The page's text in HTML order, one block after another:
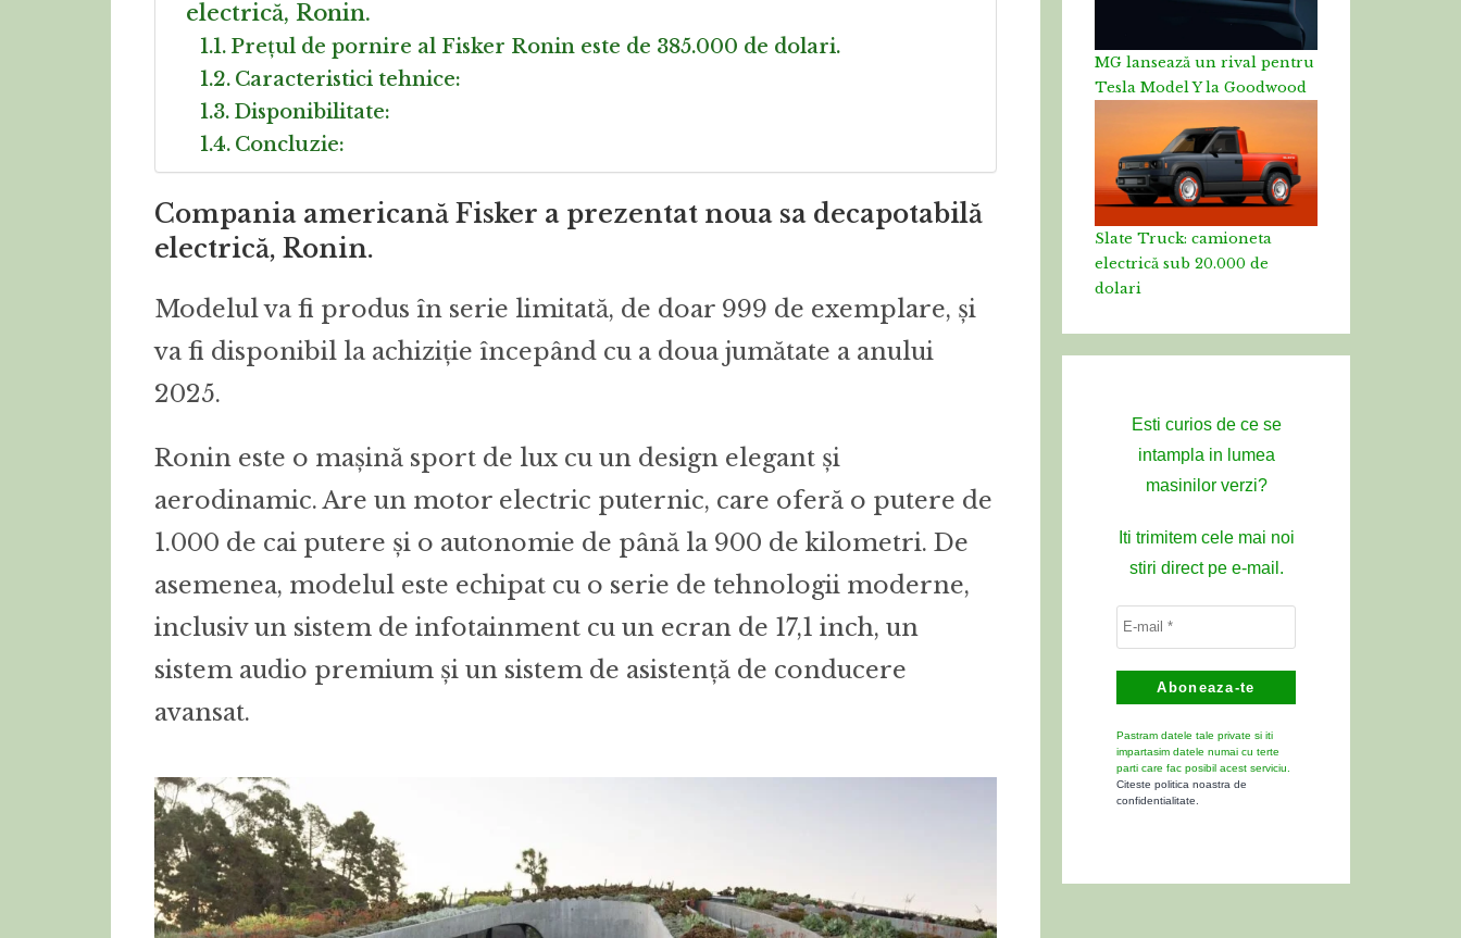
electrică, Ronin.
Prețul de pornire al Fisker Ronin este de 385.000 de dolari.
Caracteristici tehnice:
Disponibilitate:
Concluzie:
Compania americană Fisker a prezentat noua sa decapotabilă
electrică, Ronin.
Modelul va fi produs în serie limitată, de doar 999 de exemplare, și
va fi disponibil la achiziție începând cu a doua jumătate a anului
2025.
Ronin este o mașină sport de lux cu un design elegant și
aerodinamic. Are un motor electric puternic, care oferă o putere de
1.000 de cai putere și o autonomie de până la 900 de kilometri. De
asemenea, modelul este echipat cu o serie de tehnologii moderne,
inclusiv un sistem de infotainment cu un ecran de 17,1 inch, un
sistem audio premium și un sistem de asistență de conducere
avansat.
MG lansează un rival pentru
Tesla Model Y la Goodwood
Slate Truck: camioneta
electrică sub 20.000 de
dolari
Esti curios de ce se
intampla in lumea
masinilor verzi?
Iti trimitem cele mai noi
stiri direct pe e-mail.
Pastram datele tale private si iti
impartasim datele numai cu terte
parti care fac posibil acest serviciu.
Citeste politica noastra de
confidentialitate.